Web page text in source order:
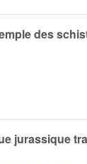
des
jurassique